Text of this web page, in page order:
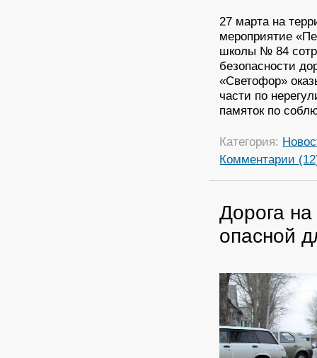
27 марта на
мероприятие
школы № 84
безопасности
«Светофор»
части по
памяток по
Категория:
Комментарии
Дорога
опасной